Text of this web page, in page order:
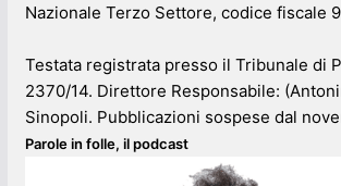
Nazionale Terzo Settore, codice fiscale
Testata registrata presso il Tribunale di
2370/14. Direttore Responsabile:
Sinopoli. Pubblicazioni sospese dal
Parole in folle, il podcast